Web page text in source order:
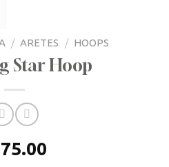
/ ARETES / HOOPS
Star Hoop